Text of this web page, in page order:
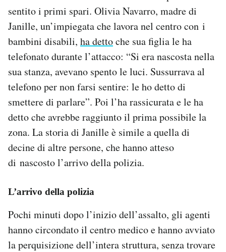
sentito i primi spari. Olivia Navarro, madre di
Janille, un’impiegata che lavora nel centro con i
bambini disabili, ha dettoche sua figlia le ha
telefonato durante l’attacco: “Si era nascosta nella
sua stanza, avevano spento le luci. Sussurrava al
telefono per non farsi sentire: le ho detto di
smettere di parlare”. Poi l’ha rassicurata e le ha
detto che avrebbe raggiunto il prima possibile la
zona. La storia di Janille è simile a quella di
decine di altre persone, che hanno atteso
di nascosto l’arrivo della polizia.
L’arrivo della polizia
Pochi minuti dopo l’inizio dell’assalto, gli agenti
hanno circondato il centro medico e hanno avviato
la perquisizione dell’intera struttura, senza trovare